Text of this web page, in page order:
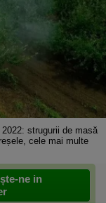
strugurii de masă
cele mai multe
ne in